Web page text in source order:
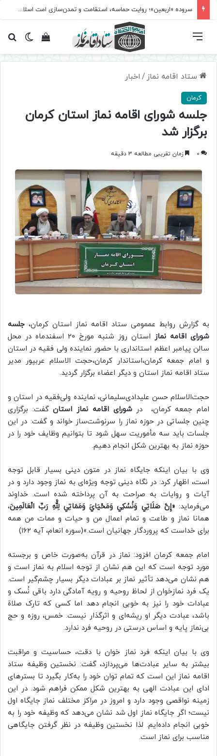
سروده‌ «اربعین»؛ روایت حماسه، استقامت و تمدن‌سازی امت اسلامی
تغییرمشاهده فهرست
ستاد اقامه نماز / اخبار
کرمان
جلسه شورای اقامه نماز استان کرمان
برگزار شد
0 زمان تقریبی مطالعه 3 دقیقه
به گزارش روابط عممومی ستاد اقامه نماز استان کرمان، جلسه
شورای اقامه نماز
استان روز شنبه مورخ 20 اسفندماه در محل
سالن پیامبر اعظم استانداری با حضور نماینده ولی فقیه در استان
و امام جمعه کرمان،استاندار کرمان،حجت الاسلام عربپور مدیر
ستاد اقامه نماز استان و دیگر اعضاء برگزار گردید.
حجت‌الاسلام حسن علیدادی‌سلیمانی، نماینده ولی‌فقیه در استان و
امام جمعه کرمان، درشورای اقامه نماز استانگفت: برگزاری
چنین جلساتی در حوزه نماز را سرنوشت‌ساز خواند و گفت: در این
جلسات باید سه مأموریت سهل شود تا بتوانیم وظایف خود را در
حوزه نماز به بهترین شکل انجام دهیم.
وی با بیان اینکه جایگاه نماز در متون دینی بسیار قابل توجه
است، اظهار کرد: در نگاه دینی توجه ویژه‌ای به نماز وجود دارد و در
آیات و روایات به صراحت به آن پرداخته شده است. خداوند
می‌فرماید:«إِنَّ صَلَاتِي وَنُسُكِي وَمَحْيَايَ وَمَمَاتِي لِلَّهِ رَبِّ الْعَالَمِينَ،
همانا نماز و طاعت و تمام اعمال من و حیات و ممات من همه
برای خداست که پروردگار جهانیان است.»(سوره انعام، آیه ۱۶۲)
امام جمعه کرمان افزود: نماز در قرآن به‌صورت خاص و برجسته
مورد توجه است که این هم نشان از توجه اسلام به نماز است و
هم نشان می‌دهد تأثير نماز بر عبادات دیگر بسیار چشم‌گیر است.
یک فرد نمازخوان از لحاظ روحیه و رویه آمادگی دارد باقی نُسک و
عبادات خود را نیز به خوبی انجام دهد اما کسی که تارک صلا‌ة
باشد، عبادت دیگر او ریشه‌ای و اثرگذار نیست. خمس، روزه و حج
بی‌نماز پایه و اساس درستی در روحیه فرد ندارد.
وی با بیان اینکه فرد نماز خوان با دقت، حساسیت و مراقبت
بیشتر به سایر عبادت‌ها می‌پردازد، گفت: نخستین وظیفه ستاد
اقامه نماز این است که تمام توان خود را به‌کار بگیرد تا بسترهای
ادای این عبادت الهی به بهترین شکل ممکن فراهم شود. در این
زمینه نواقصی وجود دارد و امروز در مراکز مختلف نماز جایگاه اول
نیست؛ اگر جایگاه نماز اول شد نشان می‌دهد که وظیفه خود را به
خوبی انجام داده‌ایم. لذا نخستین وظیفه در نظر گرفتن جایگاهی
مناسب برای نماز است.